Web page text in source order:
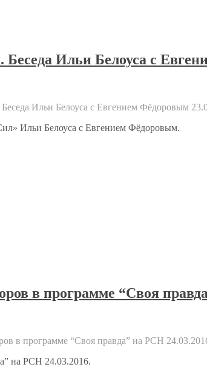
Ильи Белоуса с
Ильи Белоуса с Евгением Фёдоровым
Ильи Белоуса с Евгением Фёдоровым.
в программе “Своя
в программе “Своя правда” на РСН
на РСН 24.03.2016.